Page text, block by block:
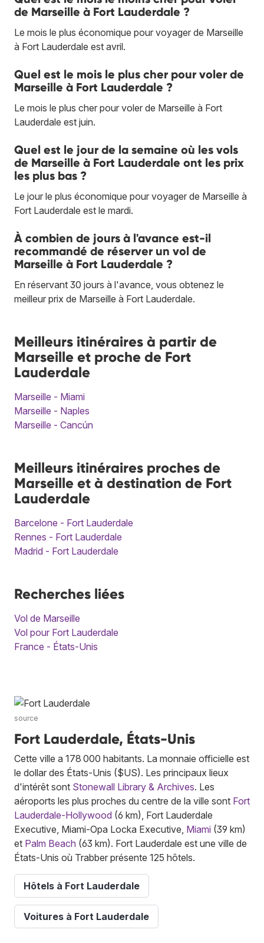
de Marseille à Fort Lauderdale ?
Le mois le plus économique pour voyager de Marseille
à Fort Lauderdale est avril.
Quel est le mois le plus cher pour voler de
Marseille à Fort Lauderdale ?
Le mois le plus cher pour voler de Marseille à Fort
Lauderdale est juin.
Quel est le jour de la semaine où les vols
de Marseille à Fort Lauderdale ont les prix
les plus bas ?
Le jour le plus économique pour voyager de Marseille à
Fort Lauderdale est le mardi.
À combien de jours à l'avance est-il
recommandé de réserver un vol de
Marseille à Fort Lauderdale ?
En réservant 30 jours à l'avance, vous obtenez le
meilleur prix de Marseille à Fort Lauderdale.
Meilleurs itinéraires à partir de
Marseille et proche de Fort
Lauderdale
Marseille - Miami
Marseille - Naples
Marseille - Cancún
Meilleurs itinéraires proches de
Marseille et à destination de Fort
Lauderdale
Barcelone - Fort Lauderdale
Rennes - Fort Lauderdale
Madrid - Fort Lauderdale
Recherches liées
Vol de Marseille
Vol pour Fort Lauderdale
France - États-Unis
source
Fort Lauderdale, États-Unis
Cette ville a 178 000 habitants. La monnaie officielle est
le dollar des États-Unis ($US). Les principaux lieux
d'intérêt sont Stonewall Library & Archives. Les
aéroports les plus proches du centre de la ville sont Fort
Lauderdale-Hollywood (6 km), Fort Lauderdale
Executive, Miami-Opa Locka Executive, Miami (39 km)
et Palm Beach (63 km). Fort Lauderdale est une ville de
États-Unis où Trabber présente 125 hôtels.
Hôtels à Fort Lauderdale
Voitures à Fort Lauderdale